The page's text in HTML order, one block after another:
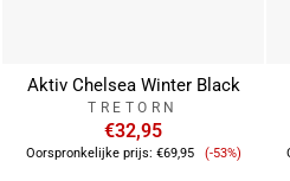
Aktiv Chelsea Winter Black
TRETORN
€32,95
Oorspronkelijke prijs: €69,95 (-53%)